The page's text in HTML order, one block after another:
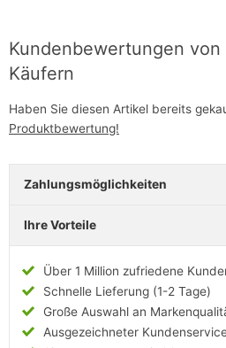
Kundenbewertungen
Käufern
Haben Sie diesen Artikel bereits
Produktbewertung!
Zahlungsmöglichkeiten
Ihre Vorteile
Über 1 Million zufriedene
Schnelle Lieferung (1-2 Tage)
Große Auswahl an
Ausgezeichneter